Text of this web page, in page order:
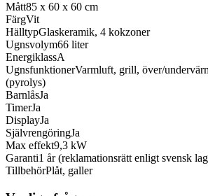
Mått85 x 60 x 60 cm
FärgVit
HälltypGlaskeramik, 4 kokzoner
Ugnsvolym66 liter
EnergiklassA
UgnsfunktionerVarmluft, grill, över/
(pyrolys)
BarnlåsJa
TimerJa
DisplayJa
SjälvrengöringJa
Max effekt9,3 kW
Garanti1 år (reklamationsrätt enligt svensk
TillbehörPlåt, galler